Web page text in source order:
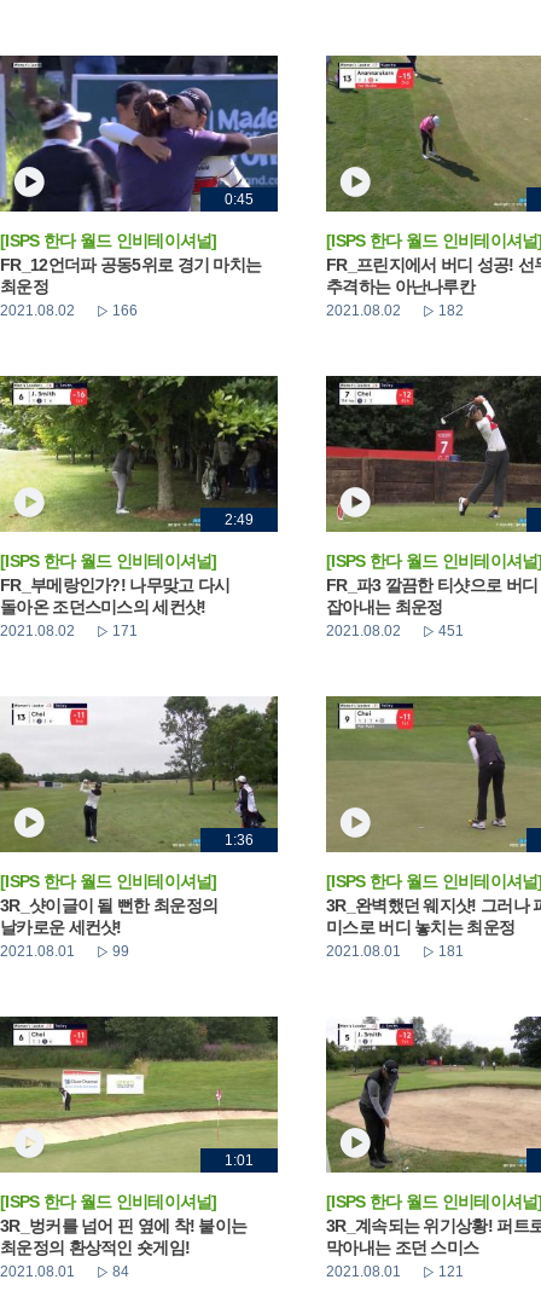
0:45
[ISPS 한다 월드 인비테이셔널]
FR_12언더파 공동5위로 경기 마치는
최운정
2021.08.02 166
[ISPS 한다 월드 인비테이셔
FR_프린지에서 버디 성공! 선
추격하는 아난나루칸
2021.08.02 182
2:49
[ISPS 한다 월드 인비테이셔널]
FR_부메랑인가?! 나무맞고 다시
돌아온 조던스미스의 세컨샷!
2021.08.02 171
[ISPS 한다 월드 인비테이셔
FR_파3 깔끔한 티샷으로 버디
잡아내는 최운정
2021.08.02 451
1:36
[ISPS 한다 월드 인비테이셔널]
3R_샷이글이 될 뻔한 최운정의
날카로운 세컨샷!
2021.08.01 99
[ISPS 한다 월드 인비테이셔
3R_완벽했던 웨지샷! 그러나
미스로 버디 놓치는 최운정
2021.08.01 181
1:01
[ISPS 한다 월드 인비테이셔널]
3R_벙커를 넘어 핀 옆에 착! 붙이는
최운정의 환상적인 숏게임!
2021.08.01 84
[ISPS 한다 월드 인비테이셔
3R_계속되는 위기상황! 퍼트
막아내는 조던 스미스
2021.08.01 121